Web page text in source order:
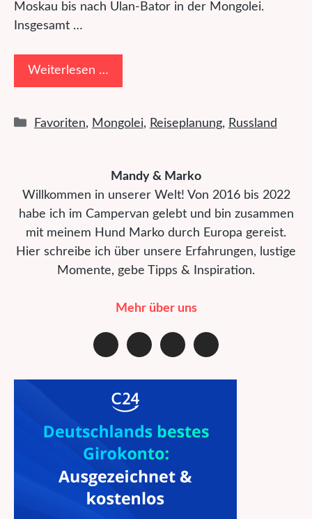
Moskau bis nach Ulan-Bator in der Mongolei.
Insgesamt …
Weiterlesen …
Kategorien
Favoriten, Mongolei, Reiseplanung, Russland
Mandy & Marko
Willkommen in unserer Welt! Von 2016 bis 2022
habe ich im Campervan gelebt und bin zusammen
mit meinem Hund Marko durch Europa gereist.
Hier schreibe ich über unsere Erfahrungen, lustige
Momente, gebe Tipps & Inspiration.
Mehr über uns